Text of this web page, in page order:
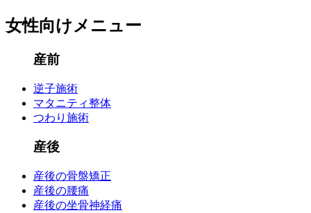
女性向けメニュー
産前
逆子施術
マタニティ整体
つわり施術
産後
産後の骨盤矯正
産後の腰痛
産後の坐骨神経痛